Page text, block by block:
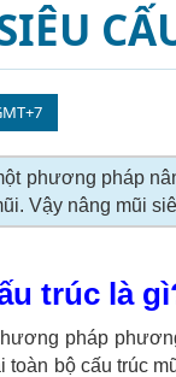
phương pháp
Vậy nâng mũi
trúc là
pháp
toàn bộ cấu trúc